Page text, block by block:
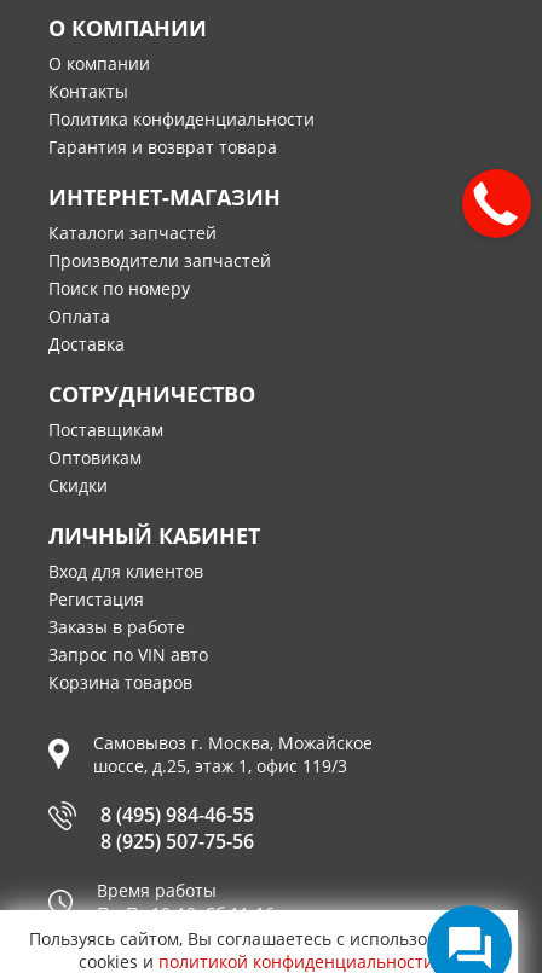
О КОМПАНИИ
О компании
Контакты
Политика конфиденциальности
Гарантия и возврат товара
ИНТЕРНЕТ-МАГАЗИН
Каталоги запчастей
Производители запчастей
Поиск по номеру
Оплата
Доставка
СОТРУДНИЧЕСТВО
Поставщикам
Оптовикам
Скидки
ЛИЧНЫЙ КАБИНЕТ
Вход для клиентов
Регистация
Заказы в работе
Запрос по VIN авто
Корзина товаров
Самовывоз г. Москва, Можайское
шоссе, д.25, этаж 1, офис 119/3
8 (495) 984-46-55
8 (925) 507-75-56
Время работы
Пн-Пт 10-19, Сб 11-16
Принимаем к оплате
Пользуясь сайтом, Вы соглашаетесь с использованием
cookies и политикой конфиденциальности